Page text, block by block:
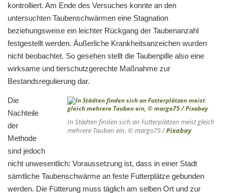
kontrolliert. Am Ende des Versuches konnte an den
untersuchten Taubenschwärmen eine Stagnation
beziehungsweise ein leichter Rückgang der Taubenanzahl
festgestellt werden. Äußerliche Krankheitsanzeichen wurden
nicht beobachtet. So gesehen stellt die Taubenpille also eine
wirksame und tierschutzgerechte Maßnahme zur
Bestandsregulierung dar.
In Städten finden sich an Futterplätzen meist gleich
mehrere Tauben ein, © margo75 /Pixabay
Die
Nachteile
der
Methode
sind jedoch
nicht unwesentlich: Voraussetzung ist, dass in einer Stadt
sämtliche Taubenschwärme an feste Futterplätze gebunden
werden. Die Fütterung muss täglich am selben Ort und zur